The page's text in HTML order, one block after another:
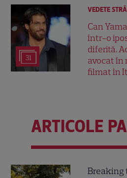
31
VEDETE
Can
într-o
diferită.
avocat în
filmat în
ARTICOLE
Breaking